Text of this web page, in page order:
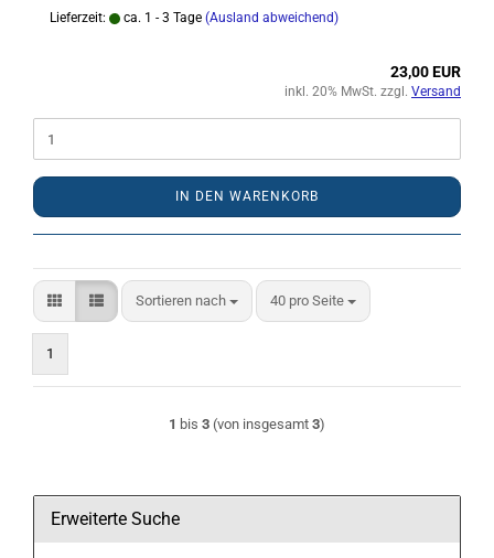
Lieferzeit: ca. 1 - 3 Tage (Ausland abweichend)
23,00 EUR
inkl. 20% MwSt. zzgl. Versand
IN DEN WARENKORB
Sortieren nach
Sortieren nach 40 pro Seite
pro Seite
1
1 bis 3 (von insgesamt 3)
Erweiterte Suche